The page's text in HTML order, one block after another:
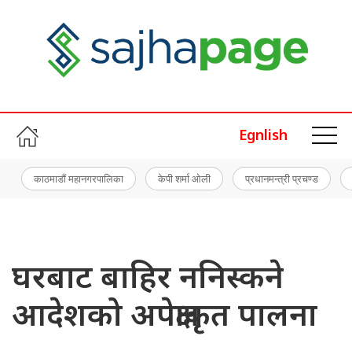
Egnlish
काठमाडौं महानगरपालिका केपी शर्मा ओली प्रधानमन्त्री प्रचण्ड
घरबाट बाहिर ननिस्कने
आदेशको अपेक्षाकृत पालना